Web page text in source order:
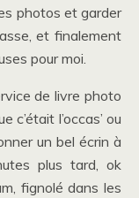
photos et garder
et finalement
pour moi.
de livre photo
c’était l’occas’ ou
un bel écrin à
plus tard, ok
fignolé dans les